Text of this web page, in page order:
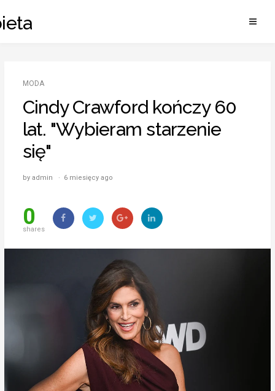
to
MODA
Cindy Crawford kończy 60
lat. "Wybieram starzenie
się"
by admin · 6 miesięcy ago
0
shares